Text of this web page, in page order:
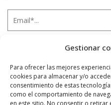
Gestionar
Para ofrecer las mejores
cookies para almacenar y/o
consentimiento de estas
como el comportamiento de
en este sitio. No consentir o
Notificarme vía correo
aprobado.